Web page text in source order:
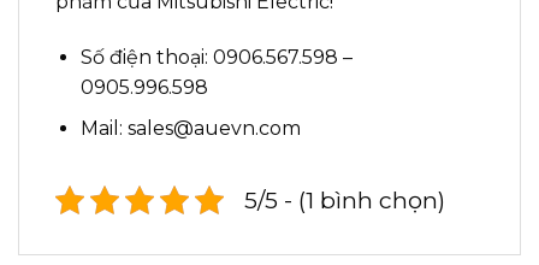
Số điện thoại: 0906.567.598 –
0905.996.598
Mail: sales@auevn.com
5/5 - (1 bình chọn)